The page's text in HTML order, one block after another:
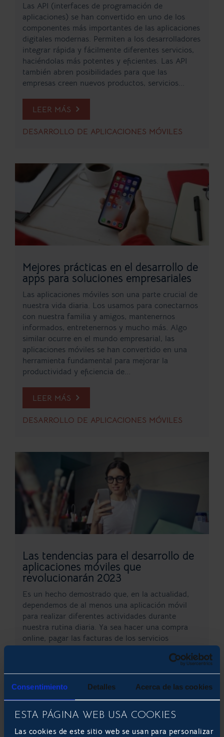
Consentimiento Detalles Acerca de las cookies
ESTA PÁGINA WEB USA COOKIES
Las cookies de este sitio web se usan para personalizar
Las API (interfaces de programación de
aplicaciones) se han convertido en uno de los
componentes más importantes de las aplicaciones
digitales modernas. Permiten a los desarrolladores
integrar rápida y fácilmente diferentes servicios,
haciéndolas más potentes y eficientes. Las API
también abren posibilidades para que las
empresas creen nuevos productos, servicios...
LEER MÁS
DESARROLLO DE APLICACIONES MÓVILES
Mejores prácticas en el desarrollo de
apps para soluciones empresariales
Las aplicaciones móviles son una parte crucial de
nuestra vida diaria. Los usamos para conectarnos
con nuestra familia y amigos, mantenernos
informados, entretenernos y mucho más. Algo
similar ocurre en el mundo empresarial, las
aplicaciones móviles se han convertido en una
herramienta fundamental para mejorar la
productividad y eficiencia de...
LEER MÁS
DESARROLLO DE APLICACIONES MÓVILES
Las tendencias para el desarrollo de
aplicaciones móviles que
revolucionarán 2023
Es un hecho demostrado que, en la actualidad,
dependemos de al menos una aplicación móvil
para realizar diferentes actividades durante
nuestra rutina diaria. Ya sea hacer una compra
online, pagar las facturas de los servicios
emocionante videojuego. Y es que formar parte
de la...
LEER MÁS
DESARROLLO DE APLICACIONES MÓVILES